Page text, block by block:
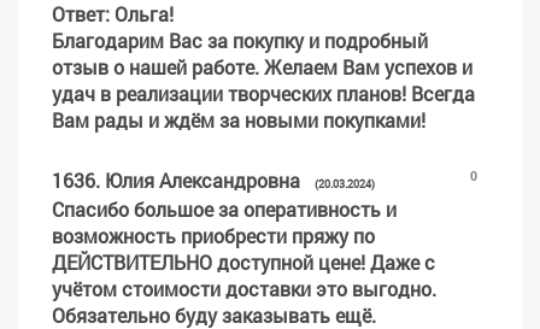
Ответ: Ольга!
Благодарим Вас за покупку и подробный
отзыв о нашей работе. Желаем Вам успехов и
удач в реализации творческих планов! Всегда
Вам рады и ждём за новыми покупками!
0
1636. Юлия Александровна (20.03.2024)
Спасибо большое за оперативность и
возможность приобрести пряжу по
ДЕЙСТВИТЕЛЬНО доступной цене! Даже с
учётом стоимости доставки это выгодно.
Обязательно буду заказывать ещё.